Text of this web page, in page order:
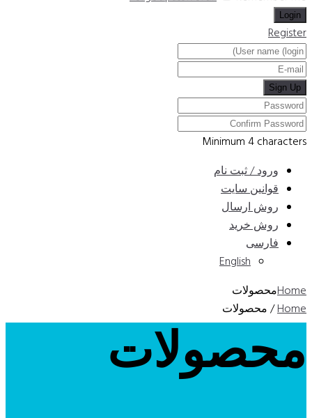
Register
Minimum 4 characters
ورود / ثبت نام
قوانین سایت
روش ارسال
روش خرید
فارسی
English
Homeمحصولات
Home/ محصولات
محصولات